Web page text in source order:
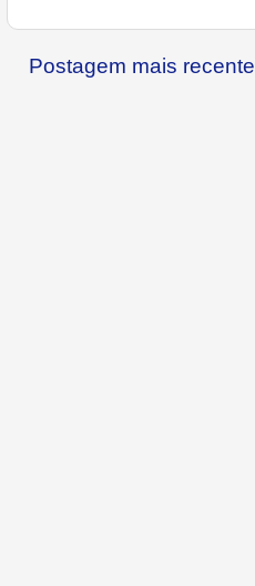
Postagem mais recente